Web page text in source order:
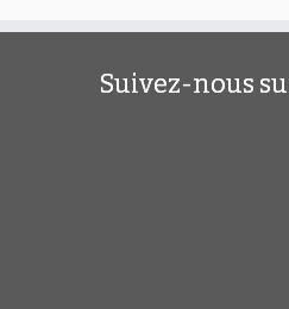
Suivez-nous